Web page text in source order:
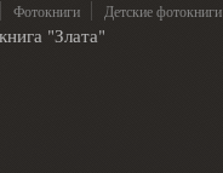
Фотокниги Детские фотокниги
"Злата"